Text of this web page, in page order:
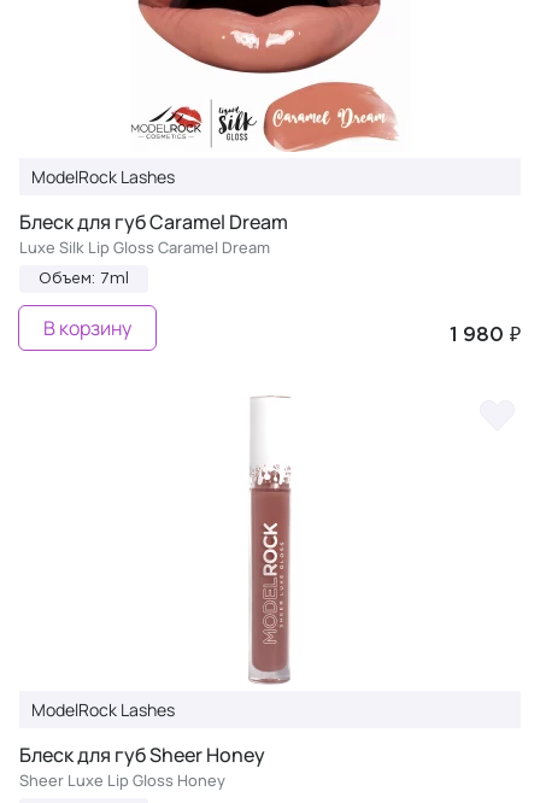
ModelRock Lashes
Блеск для губ Caramel Dream
Luxe Silk Lip Gloss Caramel Dream
Объем: 7ml
1 980 ₽
В корзину
ModelRock Lashes
Блеск для губ Sheer Honey
Sheer Luxe Lip Gloss Honey